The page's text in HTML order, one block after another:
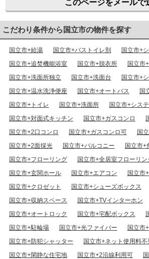
このページをメールで
こだわり条件から国立市の物件を探す
国立市+給湯 国立市+バストイレ別
国立市+
国立市+追焚機能浴室
国立市+脱衣所
国立市
国立市+洗面所独立
国立市+洗面台
国立市+
国立市+温水洗浄便座
国立市+オートバス
国
国立市+トイレ
国立市+洗面所
国立市+シス
国立市+対面式キッチン
国立市+ガスコンロ
国立市+2口コンロ
国立市+ガスコンロ可
国
国立市+2面採光
国立市+バルコニー
国立市+
国立市+フローリング
国立市+全居室フローリン
国立市+玄関ホール
国立市+エアコン
国立市
国立市+クロゼット
国立市+シューズボックス
国立市+収納スペース
国立市+TVインターホン
国立市+オートロック
国立市+宅配ボックス
国立市+駐輪場
国立市+光ファイバー
国立市
国立市+防犯シャッター
国立市+ネット使用料不
国立市+閑静な住宅地
国立市+2沿線利用可